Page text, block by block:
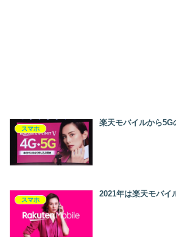
スマホ
楽天モバイルから5G
スマホ
2021年は楽天モバイ